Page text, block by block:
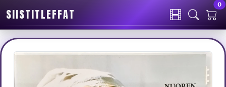
SIISTITLEFFAT
0